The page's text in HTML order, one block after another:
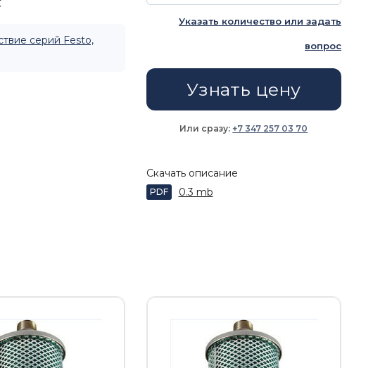
серий Festo,
Указать количество или задать
вопрос
Узнать цену
Или сразу: +7 347 257 03 70
Скачать описание
PDF 0.3 mb